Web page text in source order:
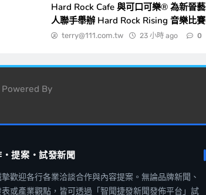
Hard Rock Cafe 與可口可樂® 為新晉藝
人聯手舉辦 Hard Rock Rising 音樂比賽
terry@111.com.tw 23 小時 ago 0
By
・提案・試發新聞
歡迎各行各業洽談合作與內容提案。無論品牌新聞、
表或產業觀點，皆可透過「智聞捷發新聞發佈平台」試